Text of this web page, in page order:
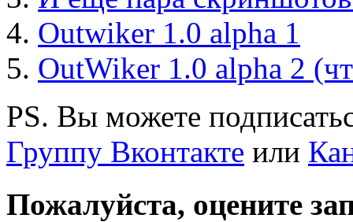
Outwiker 1.0 alpha 1
OutWiker 1.0 alpha 2
PS. Вы можете
Группу Вконтакте или
Пожалуйста, оцените